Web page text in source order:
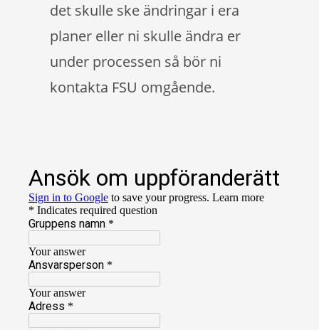
det skulle ske ändringar i era
planer eller ni skulle ändra er
under processen så bör ni
kontakta FSU omgående.